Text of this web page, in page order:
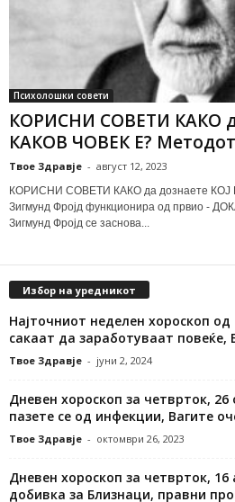
Психолошки совети
КОРИСНИ СОВЕТИ КАКО
КАКОВ ЧОВЕК Е? Методот
Твое Здравје - август 12, 2023
КОРИСНИ СОВЕТИ КАКО да дознаете КОЈ
Зигмунд Фројд функционира од првио -
Зигмунд Фројд се заснова...
Избор на уредникот
Најточниот неделен хороскоп од
сакаат да заработуваат повеќе,
Твое Здравје - јуни 2, 2024
Дневен хороскоп за четврток,
пазете се од инфекции, Вагите
Твое Здравје - октомври 26, 2023
Дневен хороскоп за четврток,
добивка за Близнаци, правни